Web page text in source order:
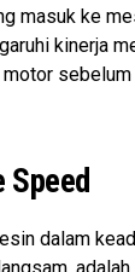
masuk ke
kinerja
dalam